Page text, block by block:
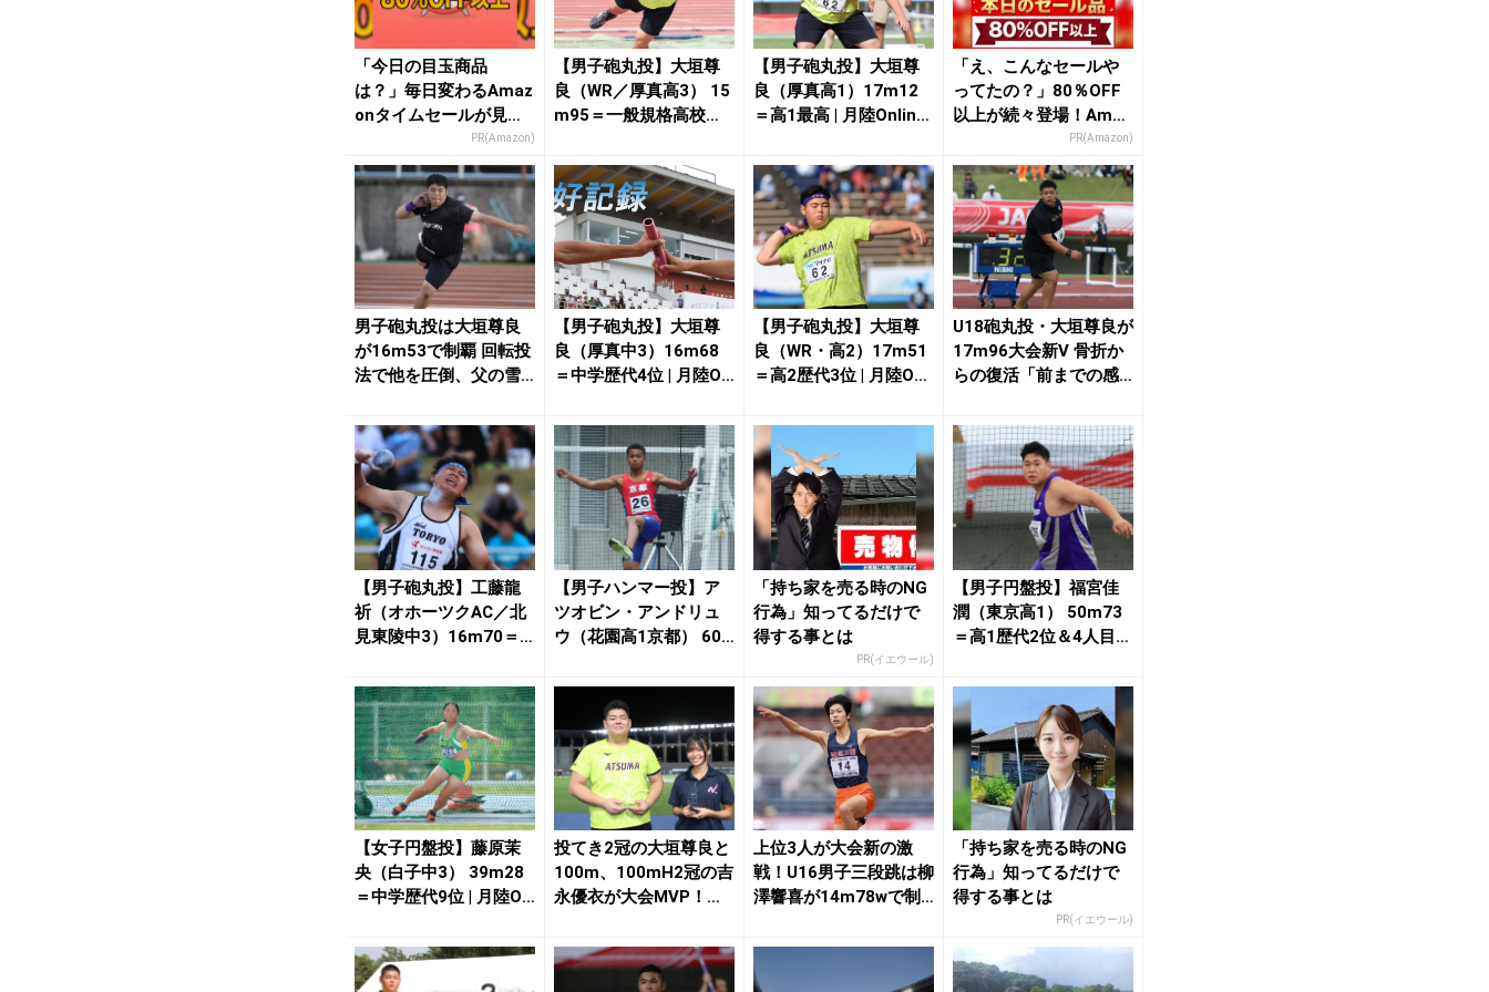
「今日の目玉商品
は？」毎日変わるAmaz
onタイムセールが見逃
PR(Amazon)
【男子砲丸投】大垣尊
良（WR／厚真高3） 15
m95＝一般規格高校歴
【男子砲丸投】大垣尊
良（厚真高1）17m12
＝高1最高 | 月陸Online
「え、こんなセールや
ってたの？」80％OFF
以上が続々登場！Amaz
PR(Amazon)
男子砲丸投は大垣尊良
が16m53で制覇 回転投
法で他を圧倒、父の雪
【男子砲丸投】大垣尊
良（厚真中3）16m68
＝中学歴代4位 | 月陸On
【男子砲丸投】大垣尊
良（WR・高2）17m51
＝高2歴代3位 | 月陸Onli
U18砲丸投・大垣尊良が
17m96大会新V 骨折か
らの復活「前までの感
【男子砲丸投】工藤龍
祈（オホーツクAC／北
見東陵中3）16m70＝
【男子ハンマー投】ア
ツオビン・アンドリュ
ウ（花園高1京都） 60
「持ち家を売る時のNG
行為」知ってるだけで
得する事とは
PR(イエウール)
【男子円盤投】福宮佳
潤（東京高1） 50m73
＝高1歴代2位＆4人目の
【女子円盤投】藤原茉
央（白子中3） 39m28
＝中学歴代9位 | 月陸On
投てき2冠の大垣尊良と
100m、100mH2冠の吉
永優衣が大会MVP！
上位3人が大会新の激
戦！U16男子三段跳は柳
澤響喜が14m78wで制
「持ち家を売る時のNG
行為」知ってるだけで
得する事とは
PR(イエウール)